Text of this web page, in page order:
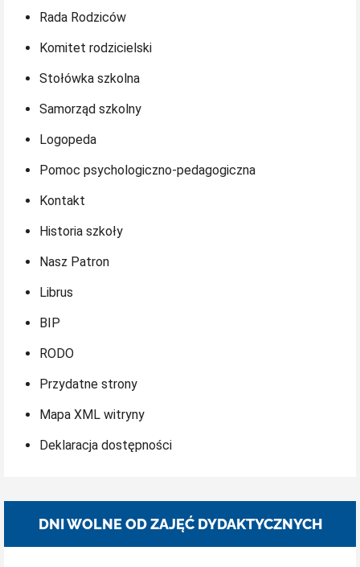
Rada Rodziców
Komitet rodzicielski
Stołówka szkolna
Samorząd szkolny
Logopeda
Pomoc psychologiczno-pedagogiczna
Kontakt
Historia szkoły
Nasz Patron
Librus
BIP
RODO
Przydatne strony
Mapa XML witryny
Deklaracja dostępności
DNI WOLNE OD ZAJĘĆ DYDAKTYCZNYCH